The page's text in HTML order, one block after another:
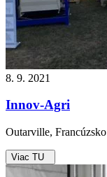
8. 9. 2021
Innov-Agri
Outarville, Francúzsko
Viac TU